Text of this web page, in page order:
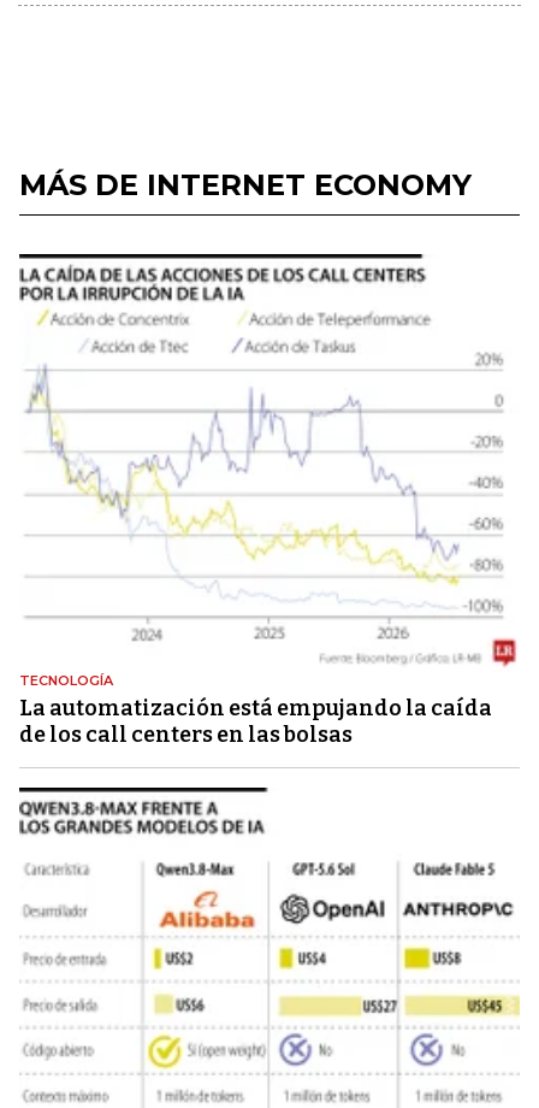
MÁS DE INTERNET ECONOMY
TECNOLOGÍA
La automatización está empujando la caída
de los call centers en las bolsas